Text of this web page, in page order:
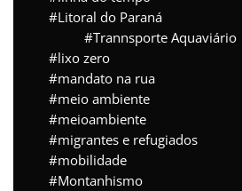
Litoral do Paraná
Trannsporte Aquaviário
lixo zero
mandato na rua
meio ambiente
meioambiente
migrantes e refugiados
mobilidade
Montanhismo